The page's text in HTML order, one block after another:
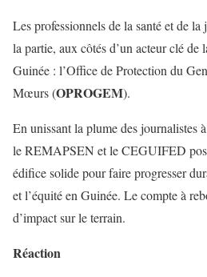
Les professionnels de la santé et de la
la partie, aux côtés d’un acteur clé de
Guinée : l’Office de Protection du
Mœurs (OPROGEM).
En unissant la plume des journalistes
le REMAPSEN et le CEGUIFED
édifice solide pour faire progresser
et l’équité en Guinée. Le compte à
d’impact sur le terrain.
Réaction